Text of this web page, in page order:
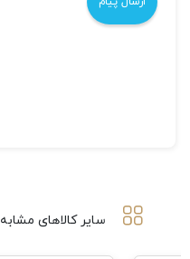
سایر کالاهای مشابه